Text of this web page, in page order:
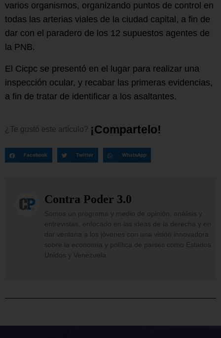
varios organismos, organizando puntos de control en
todas las arterias viales de la ciudad capital, a fin de
dar con el paradero de los 12 supuestos agentes de
la PNB.
El Cicpc se presentó en el lugar para realizar una
inspección ocular, y recabar las primeras evidencias,
a fin de tratar de identificar a los asaltantes.
¿Te gustó este artículo? ¡Comparte o!
Facebook Twitter WhatsApp
Contra Poder 3.0
Somos un programa y medio de opinión, análisis y
entrevistas, enfocado en las ideas de la derecha y en
dar ventana a los jóvenes con una visión innovadora
sobre la economía y política de países como Estados
Unidos y Venezuela.